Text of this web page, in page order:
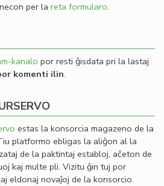
per la reta formularo.
kanalo por resti ĝisdata pri la lastaj
komenti ilin.
estas la konsorcia magazeno de la
platformo ebligas la aliĝon al la
de la paktintaj establoj, aĉeton de
kaj multe pli. Vizitu ĝin tuj por
eldonaj novaĵoj de la konsorcio.